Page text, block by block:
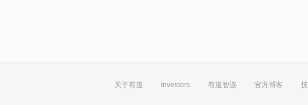
关于有道 Investors 有道智选 官方博客